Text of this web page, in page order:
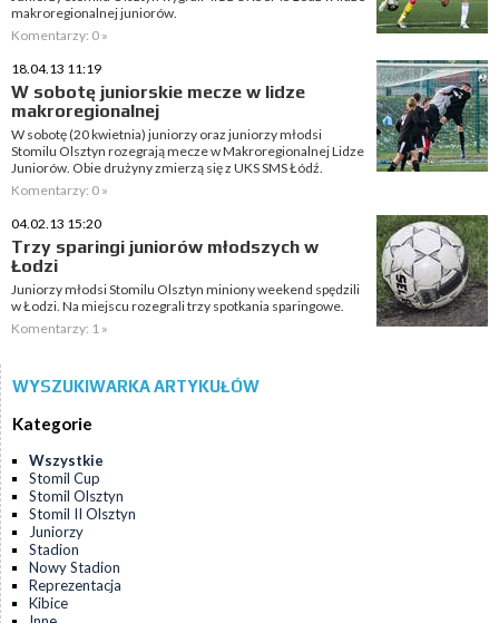
makroregionalnej juniorów.
Komentarzy: 0 »
18.04.13 11:19
W sobotę juniorskie mecze w lidze
makroregionalnej
W sobotę (20 kwietnia) juniorzy oraz juniorzy młodsi
Stomilu Olsztyn rozegrają mecze w Makroregionalnej Lidze
Juniorów. Obie drużyny zmierzą się z UKS SMS Łódź.
Komentarzy: 0 »
04.02.13 15:20
Trzy sparingi juniorów młodszych w
Łodzi
Juniorzy młodsi Stomilu Olsztyn miniony weekend spędzili
w Łodzi. Na miejscu rozegrali trzy spotkania sparingowe.
Komentarzy: 1 »
WYSZUKIWARKA ARTYKUŁÓW
Kategorie
Wszystkie
Stomil Cup
Stomil Olsztyn
Stomil II Olsztyn
Juniorzy
Stadion
Nowy Stadion
Reprezentacja
Kibice